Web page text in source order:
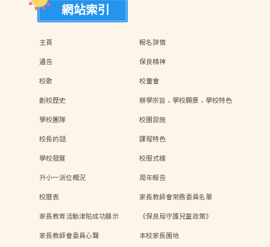
網站索引
主頁
報名詳情
通告
保良精神
校歌
校董會
創校歷史
辦學宗旨、學校願景、學校特色
學校團隊
校園設施
校長的話
課程特色
學校發展
校服式樣
升小一派位概況
周年報告
校曆表
家長教師會常務委員名單
家長教育活動津貼成功展示
《保良局守護兒童政策》
家長教師會委員心聲
本校家長園地